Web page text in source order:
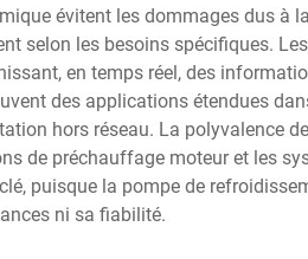
évitent les dommages dus à
selon les besoins spécifiques.
en temps réel, des
des applications étendues
hors réseau. La polyvalence
de préchauffage moteur et les
puisque la pompe de
ni sa fiabilité.